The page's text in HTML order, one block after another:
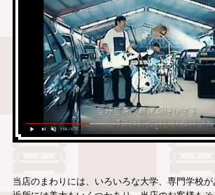
当店のまわりには、いろいろな大学、専門学校